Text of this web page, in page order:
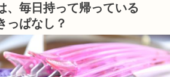
、毎日持って帰っている
っぱなし？